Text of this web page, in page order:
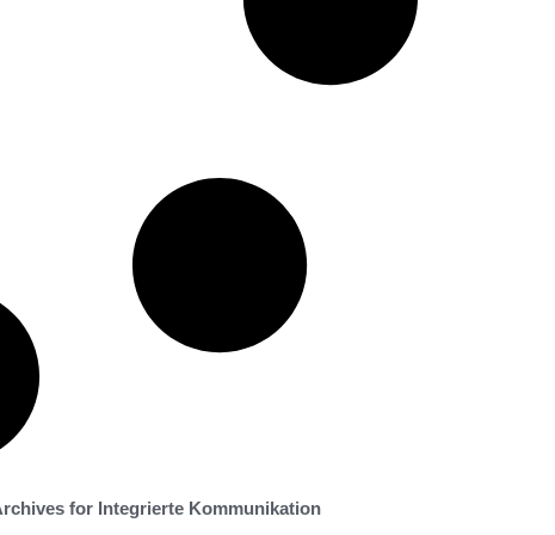
for Integrierte Kommunikation